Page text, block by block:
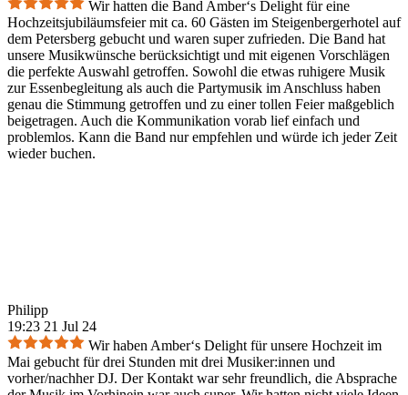
Wir hatten die Band Amber‘s Delight für eine
Hochzeitsjubiläumsfeier mit ca. 60 Gästen im Steigenbergerhotel auf
dem Petersberg gebucht und waren super zufrieden. Die Band hat
unsere Musikwünsche berücksichtigt und mit eigenen Vorschlägen
die perfekte Auswahl getroffen. Sowohl die etwas ruhigere Musik
zur Essenbegleitung als auch die Partymusik im Anschluss haben
genau die Stimmung getroffen und zu einer tollen Feier maßgeblich
beigetragen. Auch die Kommunikation vorab lief einfach und
problemlos. Kann die Band nur empfehlen und würde ich jeder Zeit
wieder buchen.
Philipp
19:23 21 Jul 24
Wir haben Amber‘s Delight für unsere Hochzeit im
Mai gebucht für drei Stunden mit drei Musiker:innen und
vorher/nachher DJ. Der Kontakt war sehr freundlich, die Absprache